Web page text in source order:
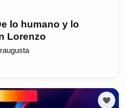
lo humano y lo
Lorenzo